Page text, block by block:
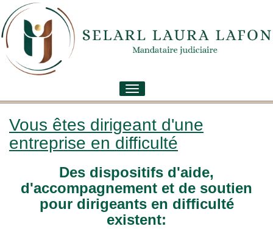
Toggle
navigation
Vous êtes dirigeant d'une
entreprise en difficulté
Des dispositifs d'aide,
d'accompagnement et de soutien
pour dirigeants en difficulté
existent: